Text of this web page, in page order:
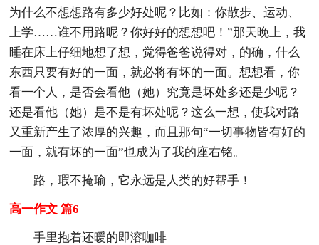
为什么不想想路有多少好处呢？比如：你散步、运动、
上学……谁不用路呢？你好好的想想吧！”那天晚上，我
睡在床上仔细地想了想，觉得爸爸说得对，的确，什么
东西只要有好的一面，就必将有坏的一面。想想看，你
看一个人，是否会看他（她）究竟是坏处多还是少呢？
还是看他（她）是不是有坏处呢？这么一想，使我对路
又重新产生了浓厚的兴趣，而且那句“一切事物皆有好的
一面，就有坏的一面”也成为了我的座右铭。
路，瑕不掩瑜，它永远是人类的好帮手！
高一作文 篇6
手里抱着还暖的即溶咖啡